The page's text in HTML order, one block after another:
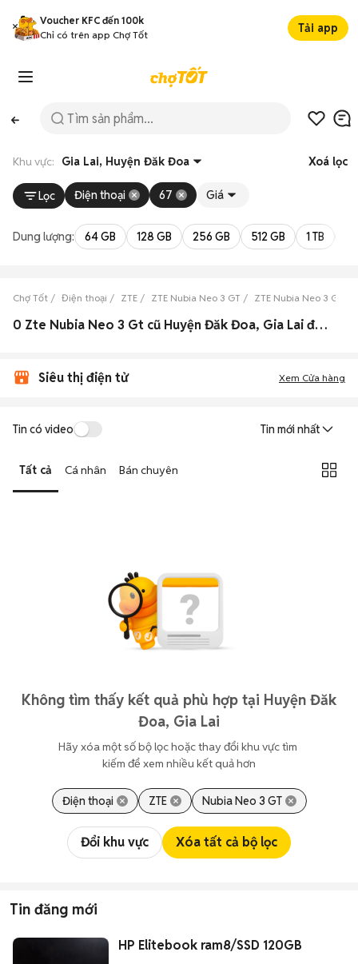
Voucher KFC đến 100k
Chỉ có trên app Chợ Tốt
Tải app
Khu vực: Gia Lai, Huyện Đăk Đoa Xoá lọc
Lọc Điện thoại 67 Giá
Dung lượng: 64 GB 128 GB 256 GB 512 GB 1 TB
Chợ Tốt Điện thoại ZTE ZTE Nubia Neo 3 GT ZTE Nubia Neo 3 GT
0 Zte Nubia Neo 3 Gt cũ Huyện Đăk Đoa, Gia Lai đẹp
Siêu thị điện tử Xem Cửa hàng
Tin có video Tin mới nhất
Tất cả Cá nhân Bán chuyên
Không tìm thấy kết quả phù hợp tại Huyện Đăk
Đoa, Gia Lai
Hãy xóa một số bộ lọc hoặc thay đổi khu vực tìm
kiếm để xem nhiều kết quả hơn
Điện thoại ZTE Nubia Neo 3 GT
Đổi khu vực Xóa tất cả bộ lọc
Tin đăng mới
HP Elitebook ram8/SSD 120GB